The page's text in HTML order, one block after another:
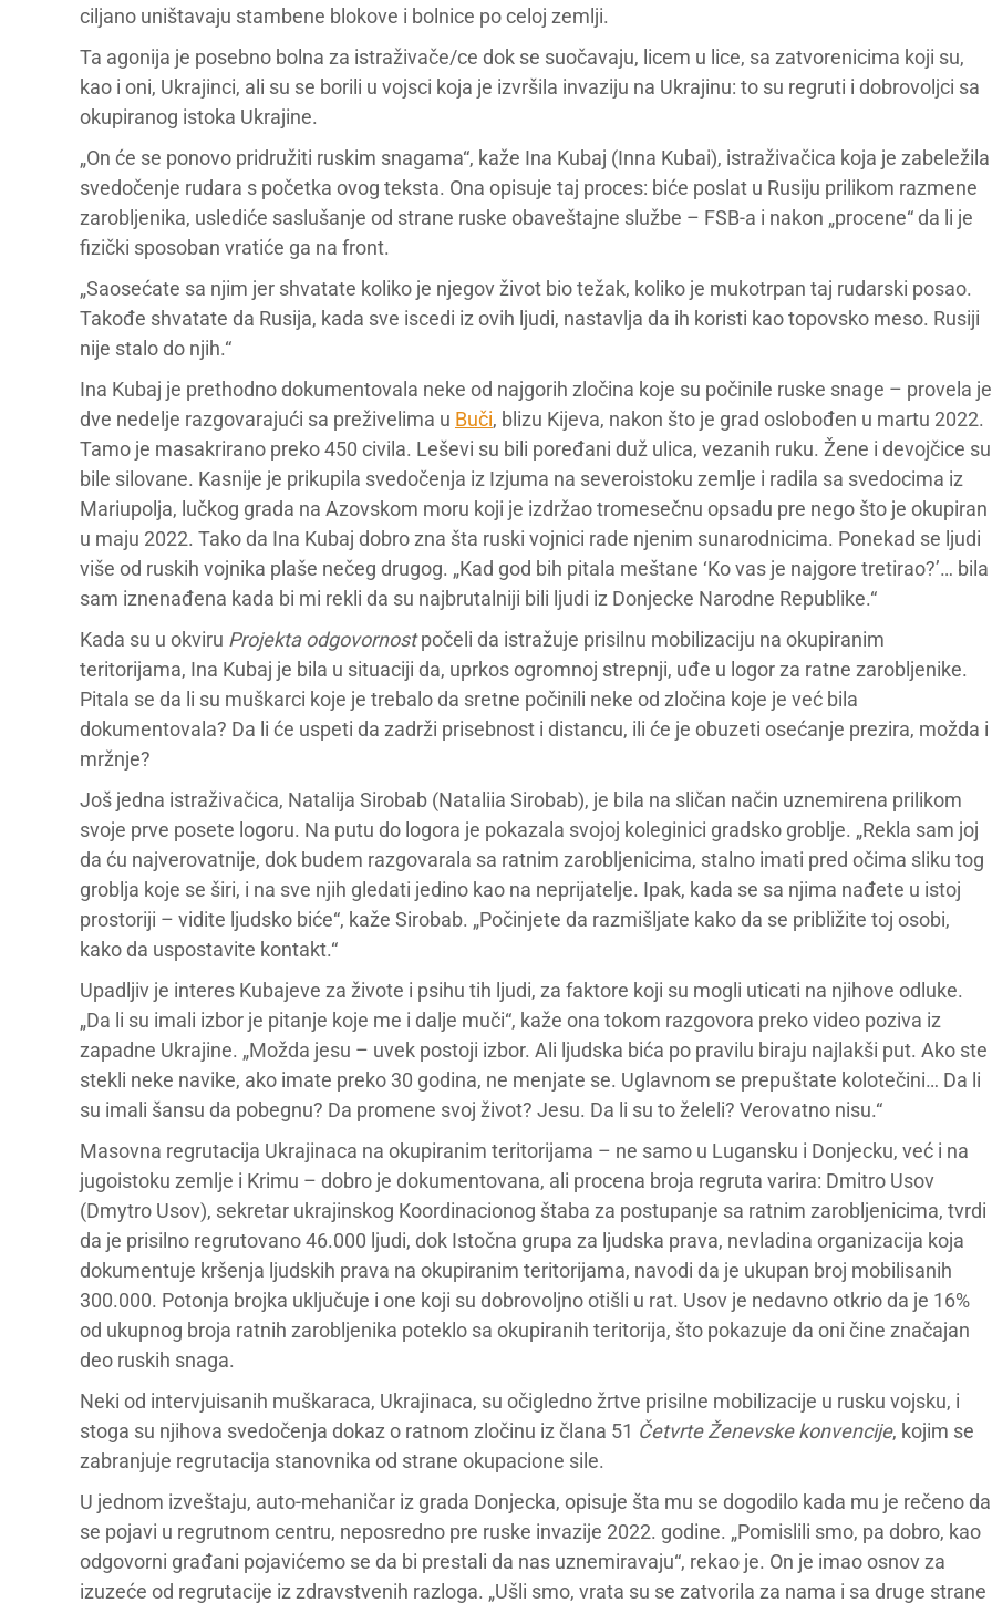
ciljano uništavaju stambene blokove i bolnice po celoj zemlji.
Ta agonija je posebno bolna za istraživače/ce dok se suočavaju, licem u lice, sa zatvorenicima koji su,
kao i oni, Ukrajinci, ali su se borili u vojsci koja je izvršila invaziju na Ukrajinu: to su regruti i dobrovoljci sa
okupiranog istoka Ukrajine.
„On će se ponovo pridružiti ruskim snagama“, kaže Ina Kubaj (Inna Kubai), istraživačica koja je zabeležila
svedočenje rudara s početka ovog teksta. Ona opisuje taj proces: biće poslat u Rusiju prilikom razmene
zarobljenika, uslediće saslušanje od strane ruske obaveštajne službe – FSB-a i nakon „procene“ da li je
fizički sposoban vratiće ga na front.
„Saosećate sa njim jer shvatate koliko je njegov život bio težak, koliko je mukotrpan taj rudarski posao.
Takođe shvatate da Rusija, kada sve iscedi iz ovih ljudi, nastavlja da ih koristi kao topovsko meso. Rusiji
nije stalo do njih.“
Ina Kubaj je prethodno dokumentovala neke od najgorih zločina koje su počinile ruske snage – provela je
dve nedelje razgovarajući sa preživelima u Buči, blizu Kijeva, nakon što je grad oslobođen u martu 2022.
Tamo je masakrirano preko 450 civila. Leševi su bili poređani duž ulica, vezanih ruku. Žene i devojčice su
bile silovane. Kasnije je prikupila svedočenja iz Izjuma na severoistoku zemlje i radila sa svedocima iz
Mariupolja, lučkog grada na Azovskom moru koji je izdržao tromesečnu opsadu pre nego što je okupiran
u maju 2022. Tako da Ina Kubaj dobro zna šta ruski vojnici rade njenim sunarodnicima. Ponekad se ljudi
više od ruskih vojnika plaše nečeg drugog. „Kad god bih pitala meštane ‘Ko vas je najgore tretirao?’… bila
sam iznenađena kada bi mi rekli da su najbrutalniji bili ljudi iz Donjecke Narodne Republike.“
Kada su u okviru Projekta odgovornostpočeli da istražuje prisilnu mobilizaciju na okupiranim
teritorijama, Ina Kubaj je bila u situaciji da, uprkos ogromnoj strepnji, uđe u logor za ratne zarobljenike.
Pitala se da li su muškarci koje je trebalo da sretne počinili neke od zločina koje je već bila
dokumentovala? Da li će uspeti da zadrži prisebnost i distancu, ili će je obuzeti osećanje prezira, možda i
mržnje?
Još jedna istraživačica, Natalija Sirobab (Nataliia Sirobab), je bila na sličan način uznemirena prilikom
svoje prve posete logoru. Na putu do logora je pokazala svojoj koleginici gradsko groblje. „Rekla sam joj
da ću najverovatnije, dok budem razgovarala sa ratnim zarobljenicima, stalno imati pred očima sliku tog
groblja koje se širi, i na sve njih gledati jedino kao na neprijatelje. Ipak, kada se sa njima nađete u istoj
prostoriji – vidite ljudsko biće“, kaže Sirobab. „Počinjete da razmišljate kako da se približite toj osobi,
kako da uspostavite kontakt.“
Upadljiv je interes Kubajeve za živote i psihu tih ljudi, za faktore koji su mogli uticati na njihove odluke.
„Da li su imali izbor je pitanje koje me i dalje muči“, kaže ona tokom razgovora preko video poziva iz
zapadne Ukrajine. „Možda jesu – uvek postoji izbor. Ali ljudska bića po pravilu biraju najlakši put. Ako ste
stekli neke navike, ako imate preko 30 godina, ne menjate se. Uglavnom se prepuštate kolotečini… Da li
su imali šansu da pobegnu? Da promene svoj život? Jesu. Da li su to želeli? Verovatno nisu.“
Masovna regrutacija Ukrajinaca na okupiranim teritorijama – ne samo u Lugansku i Donjecku, već i na
jugoistoku zemlje i Krimu – dobro je dokumentovana, ali procena broja regruta varira: Dmitro Usov
(Dmytro Usov), sekretar ukrajinskog Koordinacionog štaba za postupanje sa ratnim zarobljenicima, tvrdi
da je prisilno regrutovano 46.000 ljudi, dok Istočna grupa za ljudska prava, nevladina organizacija koja
dokumentuje kršenja ljudskih prava na okupiranim teritorijama, navodi da je ukupan broj mobilisanih
300.000. Potonja brojka uključuje i one koji su dobrovoljno otišli u rat. Usov je nedavno otkrio da je 16%
od ukupnog broja ratnih zarobljenika poteklo sa okupiranih teritorija, što pokazuje da oni čine značajan
deo ruskih snaga.
Neki od intervjuisanih muškaraca, Ukrajinaca, su očigledno žrtve prisilne mobilizacije u rusku vojsku, i
stoga su njihova svedočenja dokaz o ratnom zločinu iz člana 51 Četvrte Ženevske konvencije, kojim se
zabranjuje regrutacija stanovnika od strane okupacione sile.
U jednom izveštaju, auto-mehaničar iz grada Donjecka, opisuje šta mu se dogodilo kada mu je rečeno da
se pojavi u regrutnom centru, neposredno pre ruske invazije 2022. godine. „Pomislili smo, pa dobro, kao
odgovorni građani pojavićemo se da bi prestali da nas uznemiravaju“, rekao je. On je imao osnov za
izuzeće od regrutacije iz zdravstvenih razloga. „Ušli smo, vrata su se zatvorila za nama i sa druge strane